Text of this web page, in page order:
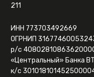
211
ИНН 773703492669
ОГРНИП
р/с
«Центральный» Банка
к/с